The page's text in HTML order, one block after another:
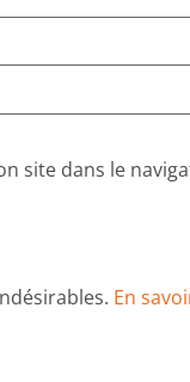
site dans le
En